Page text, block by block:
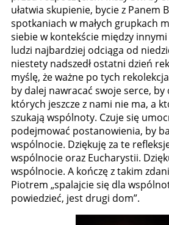
ułatwia skupienie, bycie z Panem
spotkaniach w małych grupkach
siebie w kontekście między
ludzi najbardziej odciąga od
niestety nadszedł ostatni dzień
myślę, że ważne po tych
by dalej nawracać swoje serce,
których jeszcze z nami nie ma, a
szukają wspólnoty. Czuje się
podejmować postanowienia, by
wspólnocie. Dziękuję za te
wspólnocie oraz Eucharystii.
wspólnocie. A kończę z takim
Piotrem „spalajcie się dla
powiedzieć, jest drugi dom”.